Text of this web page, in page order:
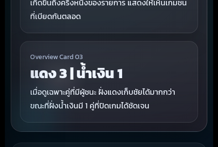
เกิดขึ้นถึงครึ่งหนึ่งของรายการ แสดงให้เห็นเกมชน
ที่เบียดกันตลอด
Overview Card 03
แดง 3 | น้ำเงิน 1
เมื่อดูเฉพาะคู่ที่มีผู้ชนะ ฝั่งแดงเก็บชัยได้มากกว่า
ขณะที่ฝั่งน้ำเงินมี 1 คู่ที่ปิดเกมได้ชัดเจน